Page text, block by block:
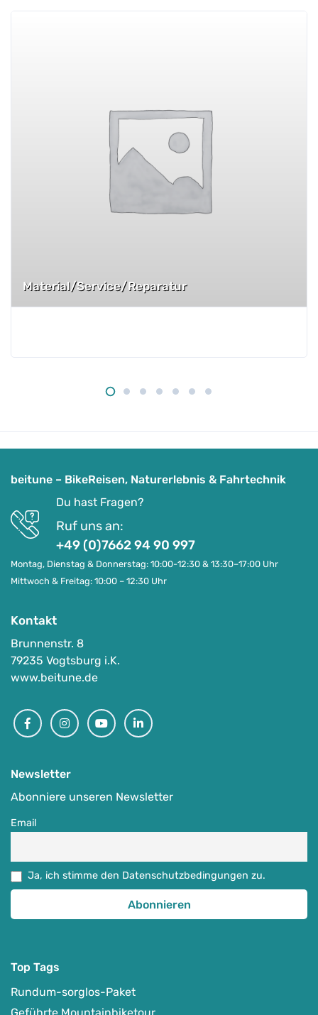
Material/Service/Reparatur
beitune – BikeReisen, Naturerlebnis & Fahrtechnik
Du hast Fragen?
Ruf uns an:
+49 (0)7662 94 90 997
Montag, Dienstag & Donnerstag: 10:00-12:30 & 13:30–17:00 Uhr
Mittwoch & Freitag: 10:00 – 12:30 Uhr
Kontakt
Brunnenstr. 8
79235 Vogtsburg i.K.
www.beitune.de
FacebookInstagramYoutubeLinkedin
Newsletter
Abonniere unseren Newsletter
Email
Ja, ich stimme den Datenschutzbedingungen zu.
Top Tags
Rundum-sorglos-Paket